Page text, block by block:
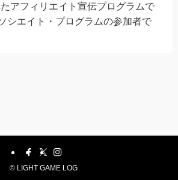
アフィリエイト宣伝プログラムで
シエイト・プログラムの参加者で
©LIGHT GAME LOG